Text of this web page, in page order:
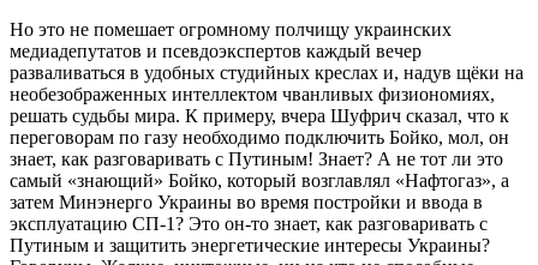
Но это не помешает огромному полчищу украинских
медиадепутатов и псевдоэкспертов каждый вечер
разваливаться в удобных студийных креслах и, надув щёки на
необезображенных интеллектом чванливых физиономиях,
решать судьбы мира. К примеру, вчера Шуфрич сказал, что к
переговорам по газу необходимо подключить Бойко, мол, он
знает, как разговаривать с Путиным! Знает? А не тот ли это
самый «знающий» Бойко, который возглавлял «Нафтогаз», а
затем Минэнерго Украины во время постройки и ввода в
эксплуатацию СП-1? Это он-то знает, как разговаривать с
Путиным и защитить энергетические интересы Украины?